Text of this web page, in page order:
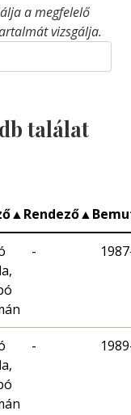
a megfelelő
vizsgálja.
db találat
▲Rendező▲
-
-